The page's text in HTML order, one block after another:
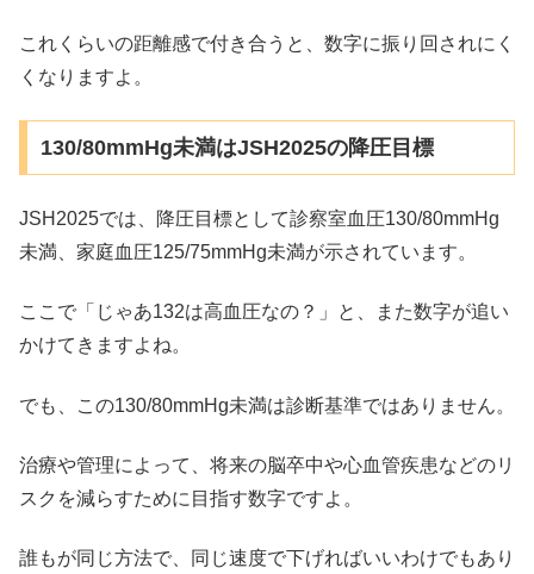
これくらいの距離感で付き合うと、数字に振り回されにく
くなりますよ。
130/80mmHg未満はJSH2025の降圧目標
JSH2025では、降圧目標として診察室血圧130/80mmHg
未満、家庭血圧125/75mmHg未満が示されています。
ここで「じゃあ132は高血圧なの？」と、また数字が追い
かけてきますよね。
でも、この130/80mmHg未満は診断基準ではありません。
治療や管理によって、将来の脳卒中や心血管疾患などのリ
スクを減らすために目指す数字ですよ。
誰もが同じ方法で、同じ速度で下げればいいわけでもあり